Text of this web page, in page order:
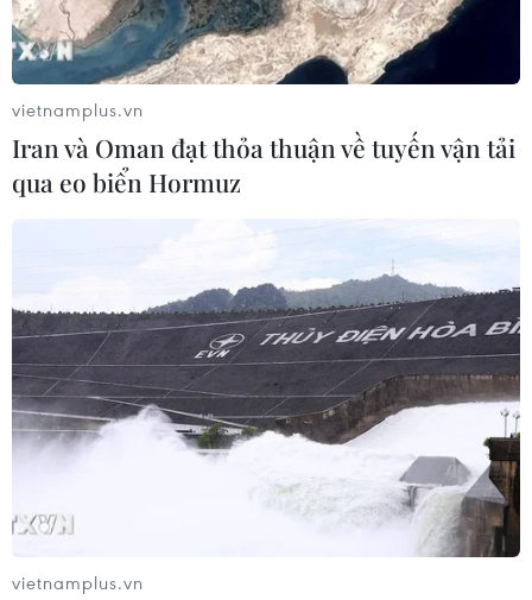
vietnamplus.vn
Iran và Oman đạt thỏa thuận về tuyến vận tải
qua eo biển Hormuz
vietnamplus.vn